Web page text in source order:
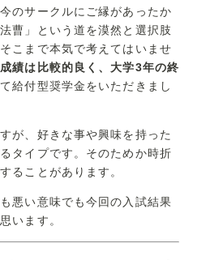
のサークルにご縁があったか
曹」という道を漠然と選択肢
こまで本気で考えてはいませ
績は比較的良く、大学3年の終
給付型奨学金をいただきまし
が、好きな事や興味を持った
タイプです。そのためか時折
ることがあります。
悪い意味でも今回の入試結果
います。